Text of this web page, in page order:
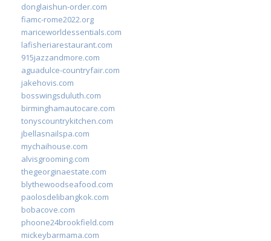
donglaishun-order.com
fiamc-rome2022.org
mariceworldessentials.com
lafisheriarestaurant.com
915jazzandmore.com
aguadulce-countryfair.com
jakehovis.com
bosswingsduluth.com
birminghamautocare.com
tonyscountrykitchen.com
jbellasnailspa.com
mychaihouse.com
alvisgrooming.com
thegeorginaestate.com
blythewoodseafood.com
paolosdelibangkok.com
bobacove.com
phoone24brookfield.com
mickeybarmama.com